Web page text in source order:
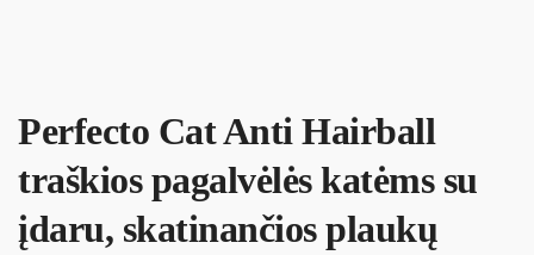
Perfecto Cat Anti Hairball
traškios pagalvėlės katėms su
įdaru, skatinančios plaukų